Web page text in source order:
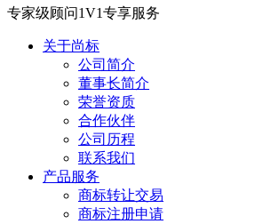
专家级顾问1V1专享服务
关于尚标
公司简介
董事长简介
荣誉资质
合作伙伴
公司历程
联系我们
产品服务
商标转让交易
商标注册申请